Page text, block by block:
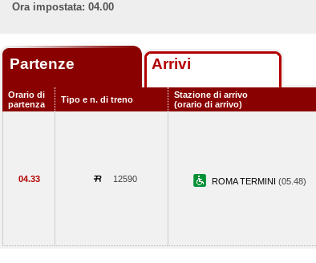
Ora impostata: 04.00
Partenze Arrivi
Orario di
partenza
Tipo e n. di treno
Stazione di arrivo
(orario di arrivo)
04.33 12590 ROMA TERMINI (05.48)